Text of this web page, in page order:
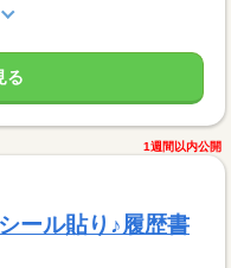
る
1週間以内公開
ール貼り♪履歴書